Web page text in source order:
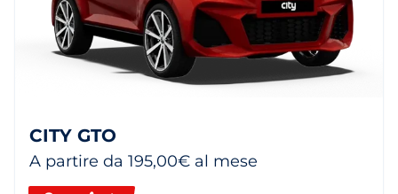
CITY GTO
A partire da 195,00€ al mese